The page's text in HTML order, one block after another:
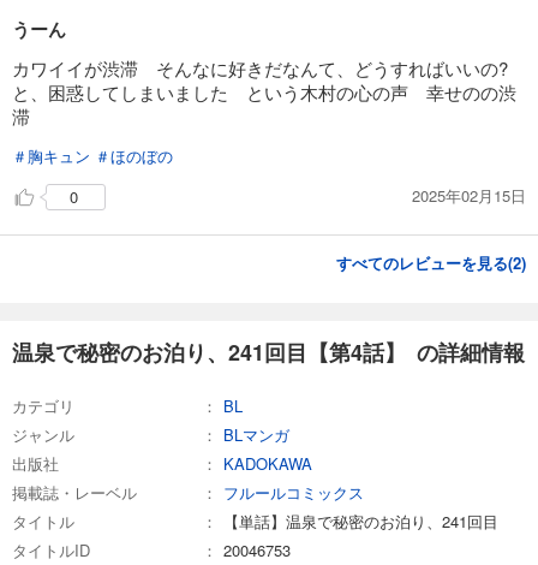
うーん
カワイイが渋滞 そんなに好きだなんて、どうすればいいの?
と、困惑してしまいました という木村の心の声 幸せのの渋
滞
＃胸キュン ＃ほのぼの
0
2025年02月15日
すべてのレビューを見る(2)
温泉で秘密のお泊り、241回目【第4話】 の詳細情報
カテゴリ
BL
ジャンル
BLマンガ
出版社
KADOKAWA
掲載誌・レーベル
フルールコミックス
タイトル
【単話】温泉で秘密のお泊り、241回目
タイトルID
20046753